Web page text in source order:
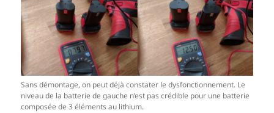
Sans démontage, on peut déjà constater le dysfonctionnement. Le
niveau de la batterie de gauche n’est pas crédible pour une batterie
composée de 3 éléments au lithium.